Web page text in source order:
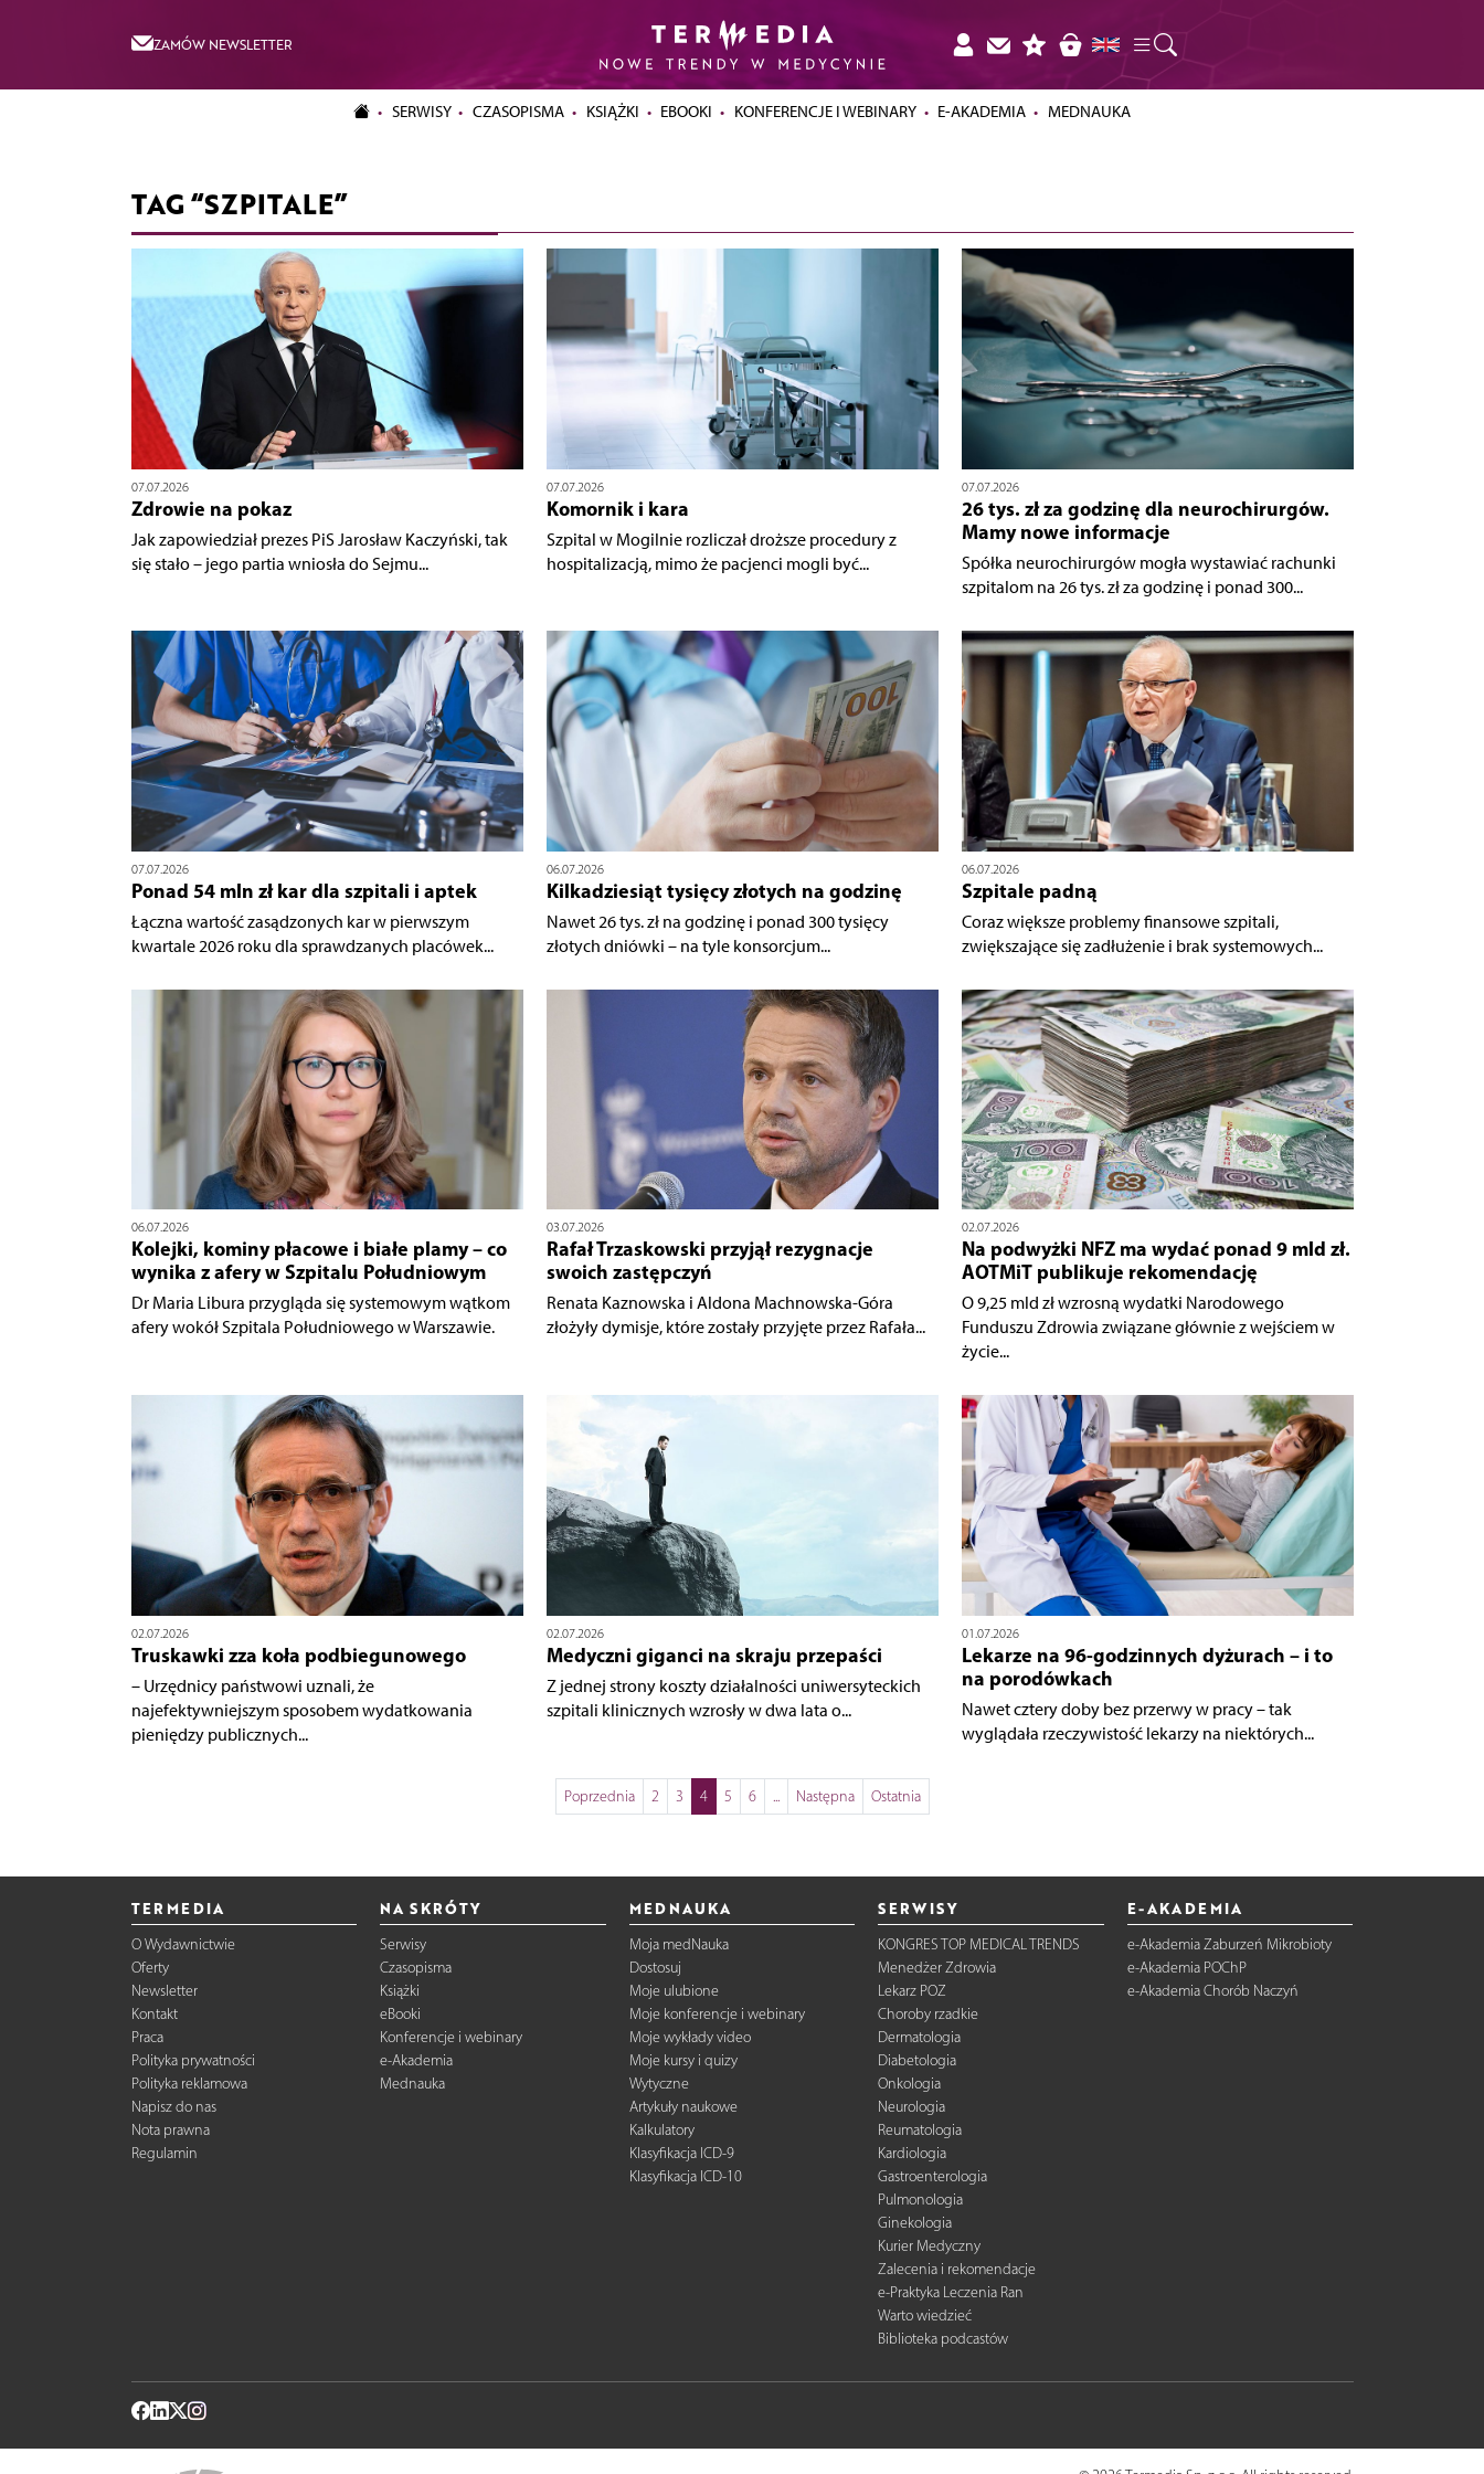
ZAMÓW NEWSLETTER
SERWISY CZASOPISMA KSIĄŻKI EBOOKI KONFERENCJE I WEBINARY E-AKADEMIA MEDNAUKA
TAG “SZPITALE”
07.07.2026
Zdrowie na pokaz
Jak zapowiedział prezes PiS Jarosław Kaczyński, tak
się stało – jego partia wniosła do Sejmu...
07.07.2026
Komornik i kara
Szpital w Mogilnie rozliczał droższe procedury z
hospitalizacją, mimo że pacjenci mogli być...
07.07.2026
26 tys. zł za godzinę dla neurochirurgów.
Mamy nowe informacje
Spółka neurochirurgów mogła wystawiać rachunki
szpitalom na 26 tys. zł za godzinę i ponad 300...
07.07.2026
Ponad 54 mln zł kar dla szpitali i aptek
Łączna wartość zasądzonych kar w pierwszym
kwartale 2026 roku dla sprawdzanych placówek...
06.07.2026
Kilkadziesiąt tysięcy złotych na godzinę
Nawet 26 tys. zł na godzinę i ponad 300 tysięcy
złotych dniówki – na tyle konsorcjum...
06.07.2026
Szpitale padną
Coraz większe problemy finansowe szpitali,
zwiększające się zadłużenie i brak systemowych...
06.07.2026
Kolejki, kominy płacowe i białe plamy – co
wynika z afery w Szpitalu Południowym
Dr Maria Libura przygląda się systemowym wątkom
afery wokół Szpitala Południowego w Warszawie.
03.07.2026
Rafał Trzaskowski przyjął rezygnacje
swoich zastępczyń
Renata Kaznowska i Aldona Machnowska-Góra
złożyły dymisje, które zostały przyjęte przez Rafała...
02.07.2026
Na podwyżki NFZ ma wydać ponad 9 mld zł.
AOTMiT publikuje rekomendację
O 9,25 mld zł wzrosną wydatki Narodowego
Funduszu Zdrowia związane głównie z wejściem w
życie...
02.07.2026
Truskawki zza koła podbiegunowego
– Urzędnicy państwowi uznali, że
najefektywniejszym sposobem wydatkowania
pieniędzy publicznych...
02.07.2026
Medyczni giganci na skraju przepaści
Z jednej strony koszty działalności uniwersyteckich
szpitali klinicznych wzrosły w dwa lata o...
01.07.2026
Lekarze na 96-godzinnych dyżurach – i to
na porodówkach
Nawet cztery doby bez przerwy w pracy – tak
wyglądała rzeczywistość lekarzy na niektórych...
Poprzednia 2 3 4 5 6 ... Następna Ostatnia
TERMEDIA
O Wydawnictwie
Oferty
Newsletter
Kontakt
Praca
Polityka prywatności
Polityka reklamowa
Napisz do nas
Nota prawna
Regulamin
NA SKRÓTY
Serwisy
Czasopisma
Książki
eBooki
Konferencje i webinary
e-Akademia
Mednauka
MEDNAUKA
Moja medNauka
Dostosuj
Moje ulubione
Moje konferencje i webinary
Moje wykłady video
Moje kursy i quizy
Wytyczne
Artykuły naukowe
Kalkulatory
Klasyfikacja ICD-9
Klasyfikacja ICD-10
SERWISY
KONGRES TOP MEDICAL TRENDS
Menedżer Zdrowia
Lekarz POZ
Choroby rzadkie
Dermatologia
Diabetologia
Onkologia
Neurologia
Reumatologia
Kardiologia
Gastroenterologia
Pulmonologia
Ginekologia
Kurier Medyczny
Zalecenia i rekomendacje
e-Praktyka Leczenia Ran
Warto wiedzieć
Biblioteka podcastów
E-AKADEMIA
e-Akademia Zaburzeń Mikrobioty
e-Akademia POChP
e-Akademia Chorób Naczyń